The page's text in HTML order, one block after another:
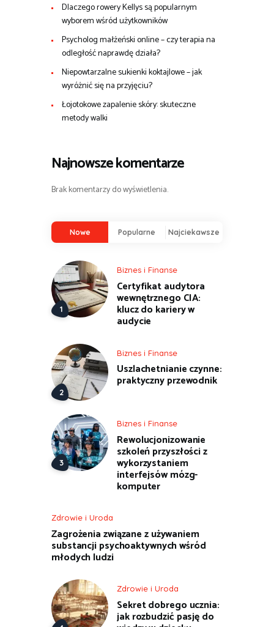
Dlaczego rowery Kellys są popularnym
wyborem wśród użytkowników
Psycholog małżeński online – czy terapia na
odległość naprawdę działa?
Niepowtarzalne sukienki koktajlowe – jak
wyróżnić się na przyjęciu?
Łojotokowe zapalenie skóry: skuteczne
metody walki
Najnowsze komentarze
Brak komentarzy do wyświetlenia.
Nowe Popularne Najciekawsze
Biznes i Finanse
Certyfikat audytora
wewnętrznego CIA:
klucz do kariery w
audycie
Biznes i Finanse
Uszlachetnianie czynne:
praktyczny przewodnik
Biznes i Finanse
Rewolucjonizowanie
szkoleń przyszłości z
wykorzystaniem
interfejsów mózg-
komputer
Zdrowie i Uroda
Zagrożenia związane z używaniem
substancji psychoaktywnych wśród
młodych ludzi
Zdrowie i Uroda
Sekret dobrego ucznia:
jak rozbudzić pasję do